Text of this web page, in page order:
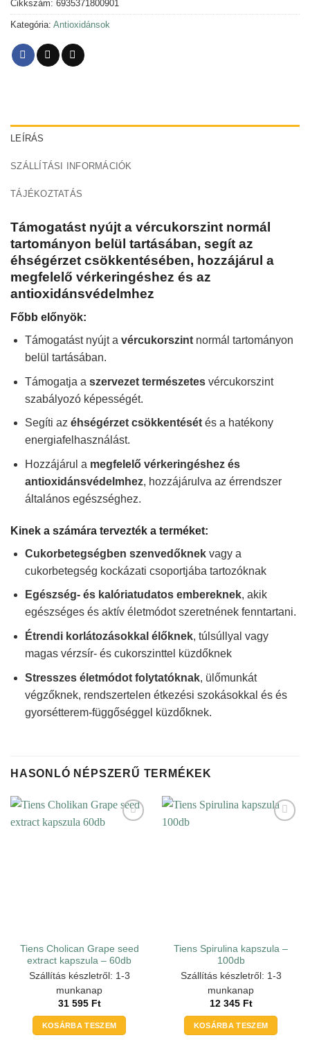
Cikkszám: 6935371800901
Kategória: Antioxidánsok
LEÍRÁS
SZÁLLÍTÁSI INFORMÁCIÓK
TÁJÉKOZTATÁS
Támogatást nyújt a vércukorszint normál
tartományon belül tartásában, segít az
éhségérzet csökkentésében, hozzájárul a
megfelelő vérkeringéshez és az
antioxidánsvédelmhez
Főbb előnyök:
Támogatást nyújt a vércukorszintnormál tartományon
belül tartásában.
Támogatja a szervezet természetesvércukorszint
szabályozó képességét.
Segíti az éhségérzet csökkentésétés a hatékony
energiafelhasználást.
Hozzájárul a megfelelő vérkeringéshez és
antioxidánsvédelmhez, hozzájárulva az érrendszer
általános egészséghez.
Kinek a számára tervezték a terméket:
Cukorbetegségben szenvedőknekvagy a
cukorbetegség kockázati csoportjába tartozóknak
Egészség- és kalóriatudatos embereknek, akik
egészséges és aktív életmódot szeretnének fenntartani.
Étrendi korlátozásokkal élőknek, túlsúllyal vagy
magas vérzsír- és cukorszinttel küzdőknek
Stresszes életmódot folytatóknak, ülőmunkát
végzőknek, rendszertelen étkezési szokásokkal és és
gyorsétterem-függőséggel küzdőknek.
HASONLÓ NÉPSZERŰ TERMÉKEK
Tiens Cholican Grape seed
extract kapszula – 60db
Szállítás készletről: 1-3
munkanap
31 595 Ft
KOSÁRBA TESZEM
Tiens Spirulina kapszula –
100db
Szállítás készletről: 1-3
munkanap
12 345 Ft
KOSÁRBA TESZEM